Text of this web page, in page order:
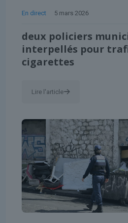
En direct 5 mars 2026
deux policiers
interpellés pour
cigarettes
Lire l'article